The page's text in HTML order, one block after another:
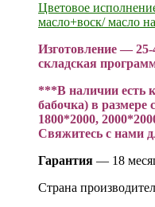
Цветовое
масло+воск/ масло
Изготовление —
складская
***В наличии есть
бабочка) в размере
1800*2000,
Свяжитесь с нами
Гарантия — 18
Страна